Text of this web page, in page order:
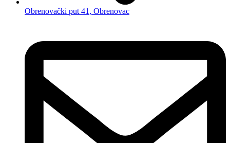
Obrenovački put 41, Obrenovac